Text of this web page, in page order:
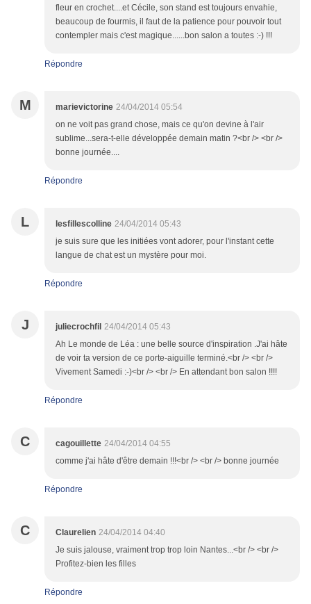
fleur en crochet....et Cécile, son stand est toujours envahie,
beaucoup de fourmis, il faut de la patience pour pouvoir tout
contempler mais c'est magique......bon salon a toutes :-) !!!
Répondre
M marievictorine 24/04/2014 05:54
on ne voit pas grand chose, mais ce qu'on devine à l'air
sublime...sera-t-elle développée demain matin ?<br /> <br />
bonne journée....
Répondre
L lesfillescolline 24/04/2014 05:43
je suis sure que les initiées vont adorer, pour l'instant cette
langue de chat est un mystère pour moi.
Répondre
J juliecrochfil 24/04/2014 05:43
Ah Le monde de Léa : une belle source d'inspiration .J'ai hâte
de voir ta version de ce porte-aiguille terminé.<br /> <br />
Vivement Samedi :-)<br /> <br /> En attendant bon salon !!!!
Répondre
C cagouillette 24/04/2014 04:55
comme j'ai hâte d'être demain !!!<br /> <br /> bonne journée
Répondre
C Claurelien 24/04/2014 04:40
Je suis jalouse, vraiment trop trop loin Nantes...<br /> <br />
Profitez-bien les filles
Répondre